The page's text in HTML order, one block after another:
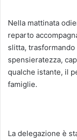
Nella mattinata
reparto
slitta, trasformando
spensieratezza,
qualche istante, il
famiglie.
La delegazione è